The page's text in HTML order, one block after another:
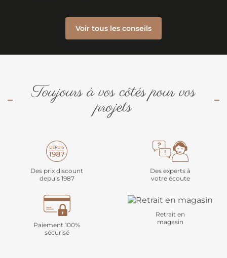
Voir tous les conseils
Toujours à vos côtés pour vos
projets
Des prix discount
depuis 1987
Des experts à
votre écoute
Paiement 100%
sécurisé
Retrait en
magasin